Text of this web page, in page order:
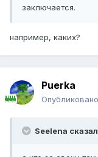
заключается.
например, каких?
Puerka
Опубликовано
Seelena